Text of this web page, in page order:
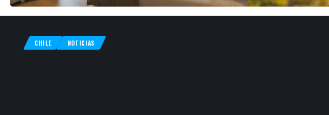
CHILE NOTICIAS